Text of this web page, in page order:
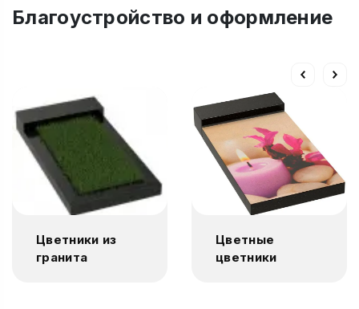
Благоустройство и оформление
Цветники из
гранита
Цветные
цветники